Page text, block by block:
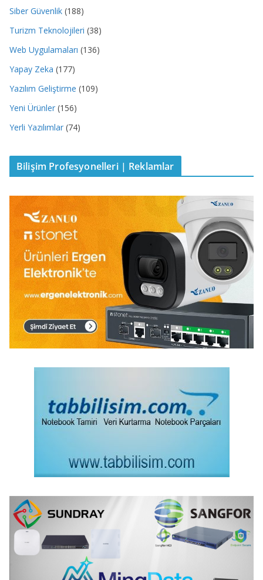
Siber Güvenlik (188)
Turizm Teknolojileri (38)
Web Uygulamaları (136)
Yapay Zeka (177)
Yazılım Geliştirme (109)
Yeni Ürünler (156)
Yerli Yazılımlar (74)
Bilişim Profesyonelleri | Reklamlar